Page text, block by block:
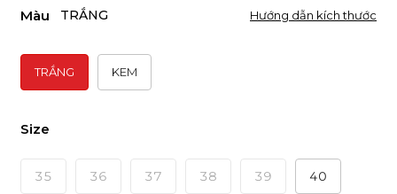
Màu TRẮNG
TRẮNG KEM
Size
35 36 37 38 39 40
Hướng dẫn kích thước